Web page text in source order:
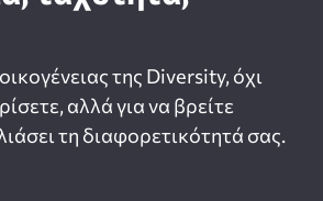
της Diversity, όχι
αλλά για να βρείτε
τη διαφορετικότητά σας.